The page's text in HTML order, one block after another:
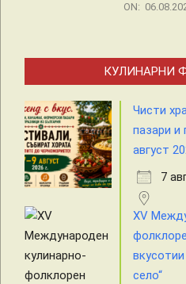
ON:
КУЛИНАРНИ
Чисти
пазари и
август
7
XV
село“